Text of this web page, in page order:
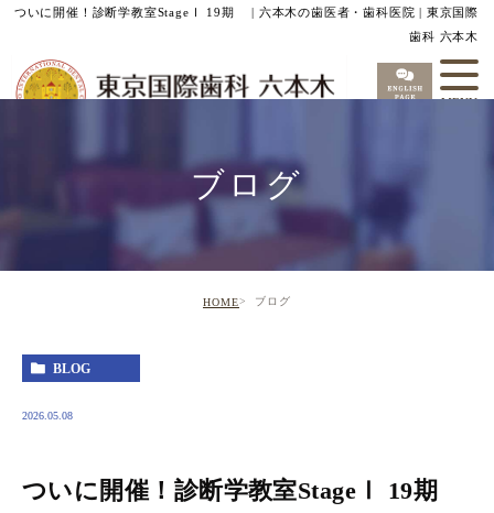
ついに開催！診断学教室StageⅠ 19期 | 六本木の歯医者・歯科医院 | 東京国際
歯科 六本木
ブログ
HOME ブログ
BLOG
2026.05.08
ついに開催！診断学教室StageⅠ 19期